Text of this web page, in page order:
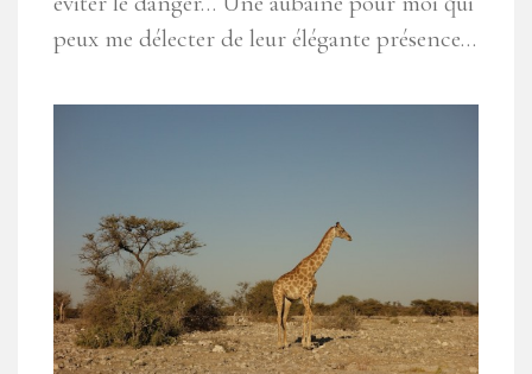
peux me délecter de leur élégante présence…